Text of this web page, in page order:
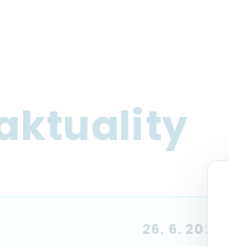
26. 6. 2026